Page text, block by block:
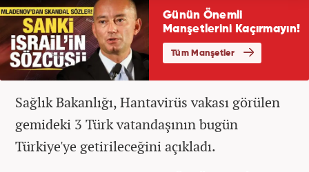
Sağlık Bakanlığı, Hantavirüs vakası görülen
gemideki 3 Türk vatandaşının bugün
Türkiye'ye getirileceğini açıkladı.